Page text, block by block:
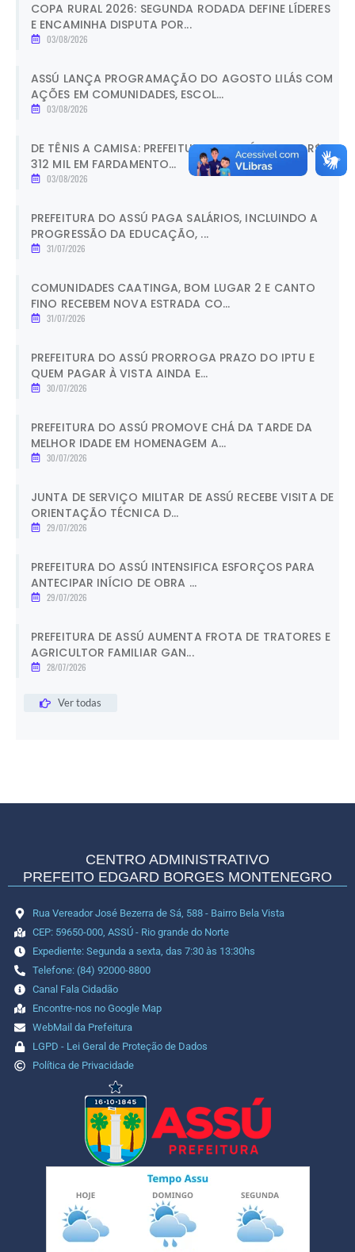
COPA RURAL 2026: SEGUNDA RODADA DEFINE LÍDERES
E ENCAMINHA DISPUTA POR...
03/08/2026
ASSÚ LANÇA PROGRAMAÇÃO DO AGOSTO LILÁS COM
AÇÕES EM COMUNIDADES, ESCOL...
03/08/2026
DE TÊNIS A CAMISA: PREFEITURA DE ASSÚ INVESTE R$
312 MIL EM FARDAMENTO...
03/08/2026
PREFEITURA DO ASSÚ PAGA SALÁRIOS, INCLUINDO A
PROGRESSÃO DA EDUCAÇÃO, ...
31/07/2026
COMUNIDADES CAATINGA, BOM LUGAR 2 E CANTO
FINO RECEBEM NOVA ESTRADA CO...
31/07/2026
PREFEITURA DO ASSÚ PRORROGA PRAZO DO IPTU E
QUEM PAGAR À VISTA AINDA E...
30/07/2026
PREFEITURA DO ASSÚ PROMOVE CHÁ DA TARDE DA
MELHOR IDADE EM HOMENAGEM A...
30/07/2026
JUNTA DE SERVIÇO MILITAR DE ASSÚ RECEBE VISITA DE
ORIENTAÇÃO TÉCNICA D...
29/07/2026
PREFEITURA DO ASSÚ INTENSIFICA ESFORÇOS PARA
ANTECIPAR INÍCIO DE OBRA ...
29/07/2026
PREFEITURA DE ASSÚ AUMENTA FROTA DE TRATORES E
AGRICULTOR FAMILIAR GAN...
28/07/2026
Ver todas
CENTRO ADMINISTRATIVO
PREFEITO EDGARD BORGES MONTENEGRO
Rua Vereador José Bezerra de Sá, 588 - Bairro Bela Vista
CEP: 59650-000, ASSÚ - Rio grande do Norte
Expediente: Segunda a sexta, das 7:30 às 13:30hs
Telefone: (84) 92000-8800
Canal Fala Cidadão
Encontre-nos no Google Map
WebMail da Prefeitura
LGPD - Lei Geral de Proteção de Dados
Política de Privacidade